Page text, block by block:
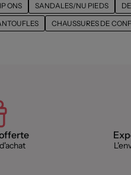
ONS SANDALES/NU PIEDS
CHAUSSURES DE